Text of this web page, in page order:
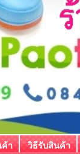
ค้า วิธีรับสินค้า